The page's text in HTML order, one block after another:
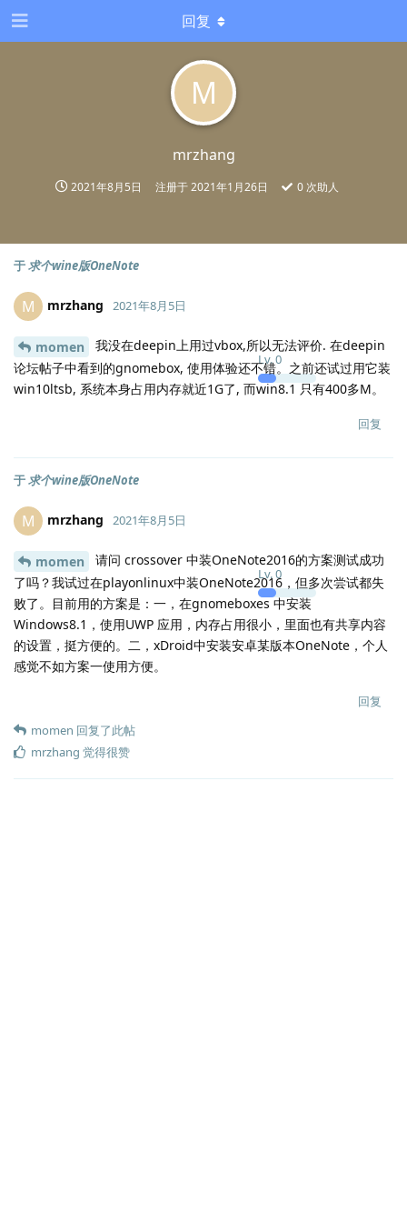
M
mrzhang
2021年8月5日 注册于2021年1月26日 0次助人
回复
于求个wine版OneNote
M mrzhang
Lv.0
2021年8月5日
momen
我没在deepin上用过vbox,所以无法评价. 在deepin
论坛帖子中看到的gnomebox, 使用体验还不错。之前还试过用它装
win10ltsb, 系统本身占用内存就近1G了, 而win8.1 只有400多M。
回复
于求个wine版OneNote
M mrzhang
Lv.0
2021年8月5日
momen
请问 crossover 中装OneNote2016的方案测试成功
了吗？我试过在playonlinux中装OneNote2016，但多次尝试都失
败了。目前用的方案是：一，在gnomeboxes 中安装
Windows8.1，使用UWP 应用，内存占用很小，里面也有共享内容
的设置，挺方便的。二，xDroid中安装安卓某版本OneNote，个人
感觉不如方案一使用方便。
回复
momen 回复了此帖
mrzhang 觉得很赞